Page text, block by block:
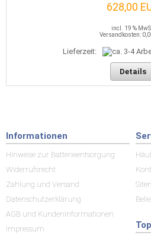
628,00
incl. 19 %
Versandkosten:
Lieferzeit:
Details
Informationen
Hinweise zur Batterieentsorgung
Widerrufsrecht
Zahlung und Versand
Datenschutzerklärung
AGB und Kundeninformationen
Impressum